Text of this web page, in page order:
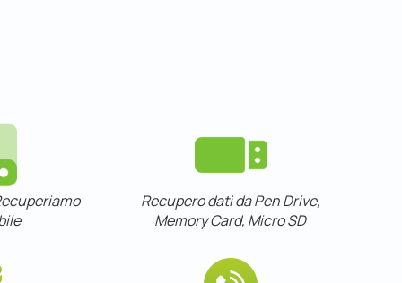
Recupero dati da Pen Drive,
Memory Card, Micro SD